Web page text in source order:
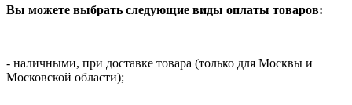
Вы можете выбрать следующие виды оплаты товаров:
- наличными, при доставке товара (только для Москвы и
Московской области);